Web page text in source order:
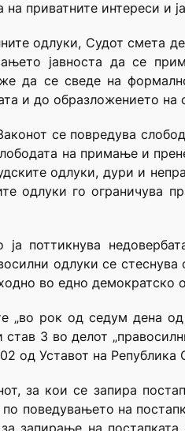
приватните интереси и
одлуки, Судот смета
јавноста да се
да се сведе на
и до образложението на
се повредува
на примање и
одлуки, дури и
одлуки го ограничува
поттикнува
одлуки се
во едно демократско
„во рок од седум дена
3 во делот
од Уставот на Република
за кои се запира
поведувањето на